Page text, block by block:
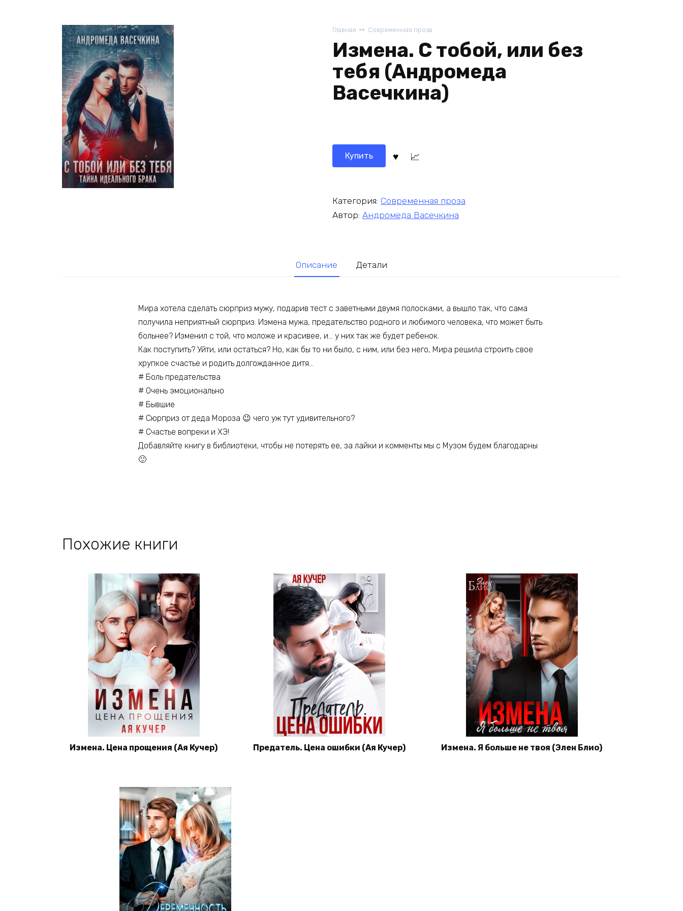
Главная Современная проза
Измена. С тобой, или без
тебя (Андромеда
Васечкина)
Купить
Категория: Современная проза
Автор: Андромеда Васечкина
Описание Детали
Мира хотела сделать сюрприз мужу, подарив тест с заветными двумя полосками, а вышло так, что сама
получила неприятный сюрприз. Измена мужа, предательство родного и любимого человека, что может быть
больнее? Изменил с той, что моложе и красивее, и… у них так же будет ребенок.
Как поступить? Уйти, или остаться? Но, как бы то ни было, с ним, или без него, Мира решила строить свое
хрупкое счастье и родить долгожданное дитя…
# Боль предательства
# Очень эмоционально
# Бывшие
# Сюрприз от деда Мороза 😉 чего уж тут удивительного?
# Счастье вопреки и ХЭ!
Добавляйте книгу в библиотеки, чтобы не потерять ее, за лайки и комменты мы с Музом будем благодарны
🙂
Похожие книги
Измена. Цена прощения (Ая Кучер) Предатель. Цена ошибки (Ая Кучер) Измена. Я больше не твоя (Элен Блио)